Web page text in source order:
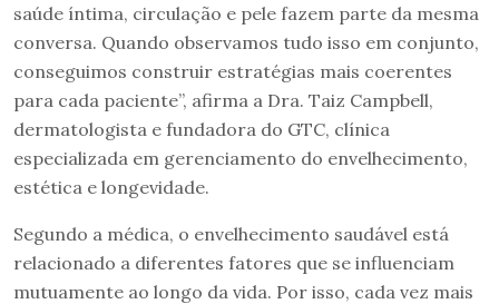
saúde íntima, circulação e pele fazem parte da mesma
conversa. Quando observamos tudo isso em conjunto,
conseguimos construir estratégias mais coerentes
para cada paciente”, afirma a Dra. Taiz Campbell,
dermatologista e fundadora do GTC, clínica
especializada em gerenciamento do envelhecimento,
estética e longevidade.
Segundo a médica, o envelhecimento saudável está
relacionado a diferentes fatores que se influenciam
mutuamente ao longo da vida. Por isso, cada vez mais